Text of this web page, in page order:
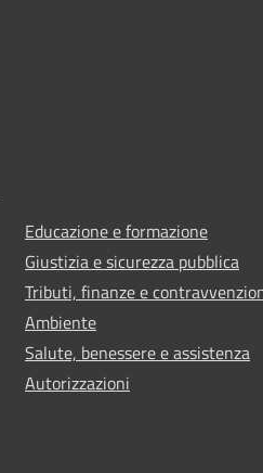
Educazione e formazione
Giustizia e sicurezza pubblica
Tributi, finanze e
Ambiente
Salute, benessere e assistenza
Autorizzazioni